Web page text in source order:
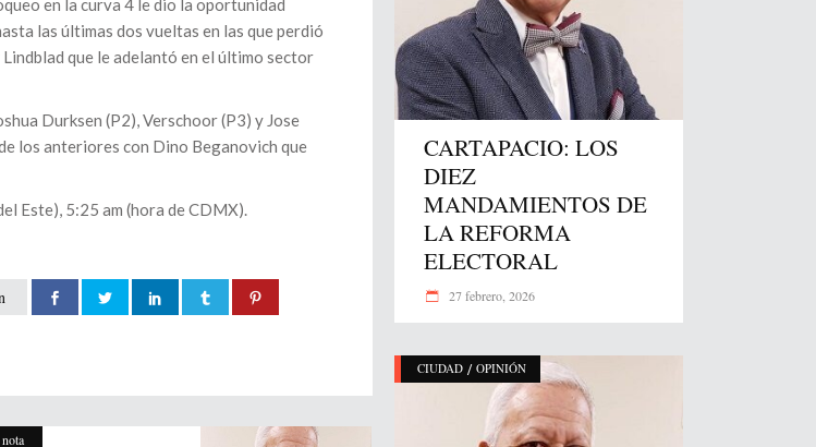
en la curva 4 le dio la oportunidad
las últimas dos vueltas en las que perdió
que le adelantó en el último sector
Durksen (P2), Verschoor (P3) y Jose
los anteriores con Dino Beganovich que
Este), 5:25 am (hora de CDMX).
CARTAPACIO: LOS
DIEZ
MANDAMIENTOS DE
LA REFORMA
ELECTORAL
27 febrero, 2026
CIUDAD / OPINIÓN